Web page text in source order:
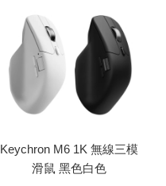
Keychron M6 1K 無線三模
滑鼠 黑色白色